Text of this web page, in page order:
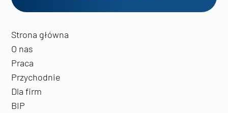
Strona główna
O nas
Praca
Przychodnie
Dla firm
BIP